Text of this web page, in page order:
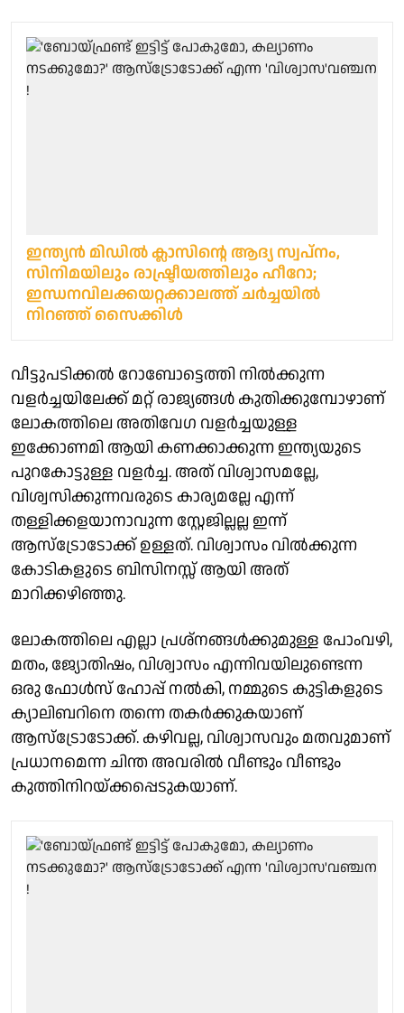
ഇന്ത്യൻ മിഡിൽ ക്ലാസിന്റെ ആദ്യ സ്വപ്‌നം,
സിനിമയിലും രാഷ്ട്രീയത്തിലും ഹീറോ;
ഇന്ധനവിലക്കയറ്റക്കാലത്ത് ചർച്ചയിൽ
നിറഞ്ഞ് സൈക്കിൾ
വീട്ടുപടിക്കൽ റോബോട്ടെത്തി നിൽക്കുന്ന
വളർച്ചയിലേക്ക് മറ്റ് രാജ്യങ്ങൾ കുതിക്കുമ്പോഴാണ്
ലോകത്തിലെ അതിവേഗ വളർച്ചയുള്ള
ഇക്കോണമി ആയി കണക്കാക്കുന്ന ഇന്ത്യയുടെ
പുറകോട്ടുള്ള വളർച്ച. അത് വിശ്വാസമല്ലേ,
വിശ്വസിക്കുന്നവരുടെ കാര്യമല്ലേ എന്ന്
തള്ളിക്കളയാനാവുന്ന സ്റ്റേജില്ലല്ല ഇന്ന്
ആസ്ട്രോടോക്ക് ഉള്ളത്. വിശ്വാസം വിൽക്കുന്ന
കോടികളുടെ ബിസിനസ്സ് ആയി അത്
മാറിക്കഴിഞ്ഞു.
ലോകത്തിലെ എല്ലാ പ്രശ്നങ്ങൾക്കുമുള്ള പോംവഴി,
മതം, ജ്യോതിഷം, വിശ്വാസം എന്നിവയിലുണ്ടെന്ന
ഒരു ഫോൾസ് ഹോപ്പ് നൽകി, നമ്മുടെ കുട്ടികളുടെ
ക്യാലിബറിനെ തന്നെ തകർക്കുകയാണ്
ആസ്ട്രോടോക്ക്. കഴിവല്ല, വിശ്വാസവും മതവുമാണ്
പ്രധാനമെന്ന ചിന്ത അവരിൽ വീണ്ടും വീണ്ടും
കുത്തിനിറയ്ക്കപ്പെടുകയാണ്.